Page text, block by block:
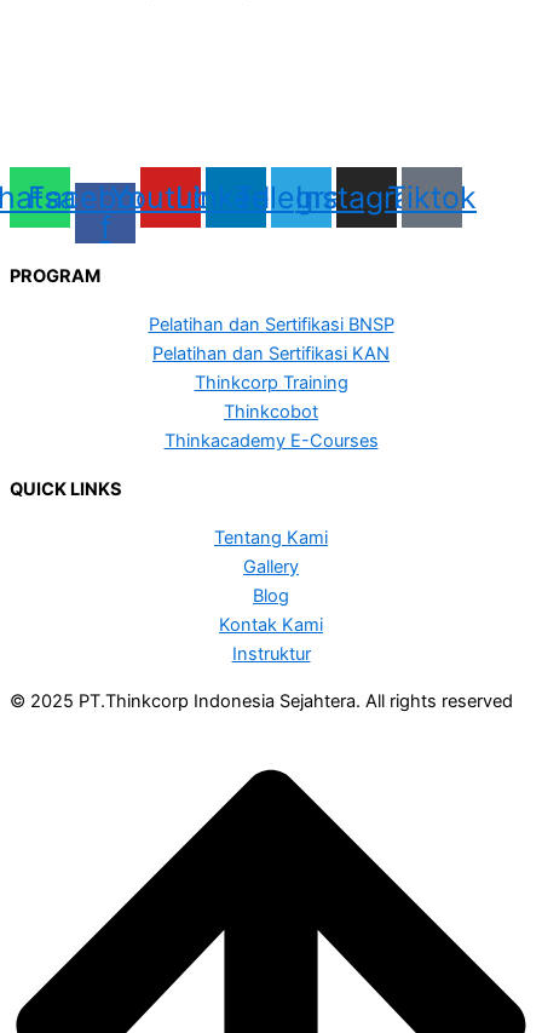
Facebook-
f
YoutubeLinkedinTelegram
Instagram
Tiktok
PROGRAM
Pelatihan dan Sertifikasi BNSP
Pelatihan dan Sertifikasi KAN
Thinkcorp Training
Thinkcobot
Thinkacademy E-Courses
QUICK LINKS
Tentang Kami
Gallery
Blog
Kontak Kami
Instruktur
© 2025 PT.Thinkcorp Indonesia Sejahtera. All rights reserved